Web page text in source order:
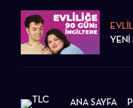
ANA SAYFA